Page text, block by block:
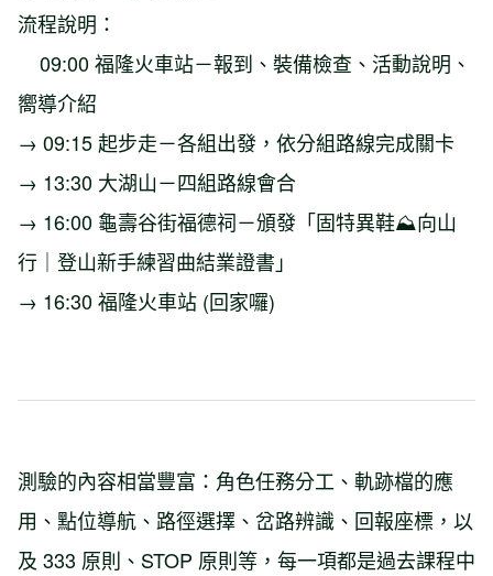
流程說明：
09:00 福隆火車站－報到、裝備檢查、活動說明、
嚮導介紹
→ 09:15 起步走－各組出發，依分組路線完成關卡
→ 13:30 大湖山－四組路線會合
→ 16:00 龜壽谷街福德祠－頒發「固特異鞋⛰️向山
行｜登山新手練習曲結業證書」
→ 16:30 福隆火車站 (回家囉)
測驗的內容相當豐富：角色任務分工、軌跡檔的應
用、點位導航、路徑選擇、岔路辨識、回報座標，以
及 333 原則、STOP 原則等，每一項都是過去課程中